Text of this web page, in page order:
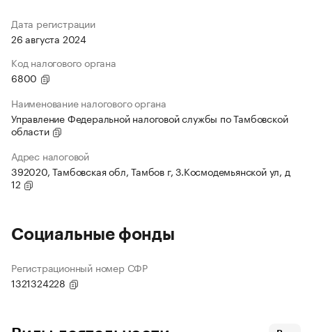
Дата регистрации
26 августа 2024
Код налогового органа
6800
Наименование налогового органа
Управление Федеральной налоговой службы по Тамбовской
области
Адрес налоговой
392020, Тамбовская обл, Тамбов г, З.Космодемьянской ул, д
12
Социальные фонды
Регистрационный номер СФР
1321324228